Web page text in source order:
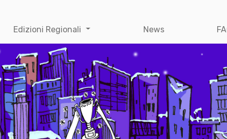
Edizioni Regionali News